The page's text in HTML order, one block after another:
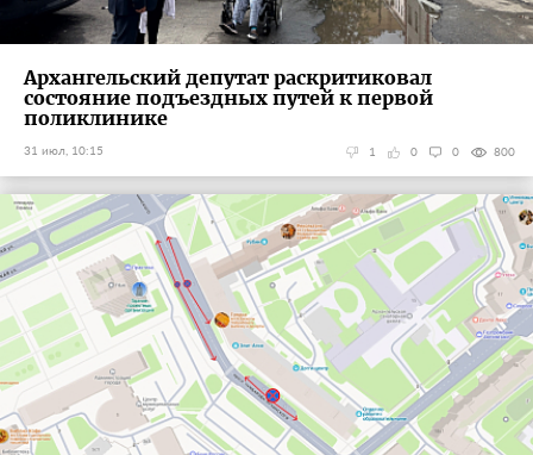
Архангельский депутат раскритиковал
состояние подъездных путей к первой
поликлинике
31 июл, 10:15 800
0
0
1